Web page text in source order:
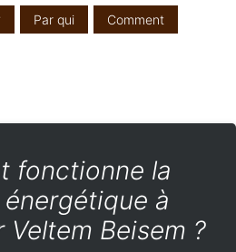
Par qui Comment
fonctionne la
à
Beisem ?